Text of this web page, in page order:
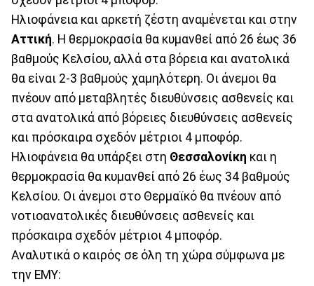
Ηλιοφάνεια και αρκετή ζέστη αναμένεται και στην
Αττική. Η θερμοκρασία θα κυμανθεί από 26 έως 36
βαθμούς Κελσίου, αλλά στα βόρεια και ανατολικά
θα είναι 2-3 βαθμούς χαμηλότερη. Οι άνεμοι θα
πνέουν από μεταβλητές διευθύνσεις ασθενείς και
στα ανατολικά από βόρειες διευθύνσεις ασθενείς
και πρόσκαιρα σχεδόν μέτριοι 4 μποφόρ.
Ηλιοφάνεια θα υπάρξει στη Θεσσαλονίκη και η
θερμοκρασία θα κυμανθεί από 26 έως 34 βαθμούς
Κελσίου. Οι άνεμοι στο Θερμαϊκό θα πνέουν από
νοτιοανατολικές διευθύνσεις ασθενείς και
πρόσκαιρα σχεδόν μέτριοι 4 μποφόρ.
Αναλυτικά ο καιρός σε όλη τη χώρα σύμφωνα με
την ΕΜΥ: